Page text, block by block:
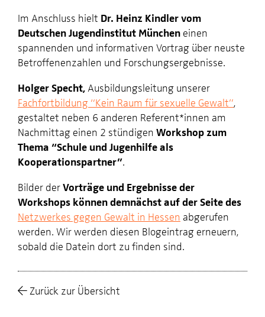
Im Anschluss hielt Dr. Heinz Kindler vom
Deutschen Jugendinstitut München einen
spannenden und informativen Vortrag über neuste
Betroffenenzahlen und Forschungsergebnisse.
Holger Specht,Ausbildungsleitung unserer
Fachfortbildung “Kein Raum für sexuelle Gewalt”,
gestaltet neben 6 anderen Referent*innen am
Nachmittag einen 2 stündigen Workshop zum
Thema “Schule und Jugenhilfe als
Kooperationspartner”.
Bilder derVorträge und Ergebnisse der
Workshops können demnächst auf der Seite des
Netzwerkes gegen Gewalt in Hessen abgerufen
werden. Wir werden diesen Blogeintrag erneuern,
sobald die Datein dort zu finden sind.
Zurück zur Übersicht